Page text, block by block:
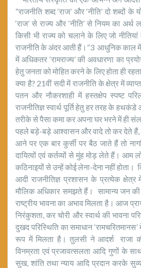
“राजनीति शब्द ‘राज’ और ‘नीति’ दो शब्दों
‘राज’ से राज्य और ‘नीति’ से नियम का अर्थ
किसी भी राज्य को चलाने के लिए जो
राजनीति के अंदर आती हैं।”3 आधुनिक काल में
में अधिकतर ‘रामराज्य’ की अवधारणा का
हेतु जनता को मोहित करने के लिए होता ही
क्या है? 21वीं सदी में राजनीति के क्षेत्र में
पतन और नौकरशाही में हस्तक्षेप स्पष्ट
राजनीतिज्ञ स्वार्थ पूर्ति हेतु हर तरह के
तरीके से पैसा कमा कर अपना घर भरने में ही
पहले बड़े-बड़े आश्वासन और वादे तो कर देते हैं,
आने पर एक बार कुर्सी पर बैठ जाते हैं तो
दायित्वों एवं कर्तव्यों से मुंह मोड़ लेते हैं। आम
कठिनाइयों से उन्हें कोई लेना-देना नहीं होता।
आदी राजनीतिज्ञ प्रशासन के प्रत्येक क्षेत्र
मौलिक अधिकार समझते हैं। सामान्य जन की
राष्ट्रीय भावना का अभाव मिलता है। आज
निरंकुशता, कर चोरी और स्वार्थ की भावना
दुखद परिस्थिति का समाधान ‘रामचरितमानस’
रूप में मिलता है। तुलसी ने आदर्श राजा की
विनम्रता एवं प्रजावत्सलता आदि गुणों के
सुख, शांति तथा न्याय आदि प्रदान करके